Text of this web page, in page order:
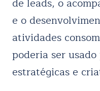
e o
atividades
poderia ser
estratégicas e